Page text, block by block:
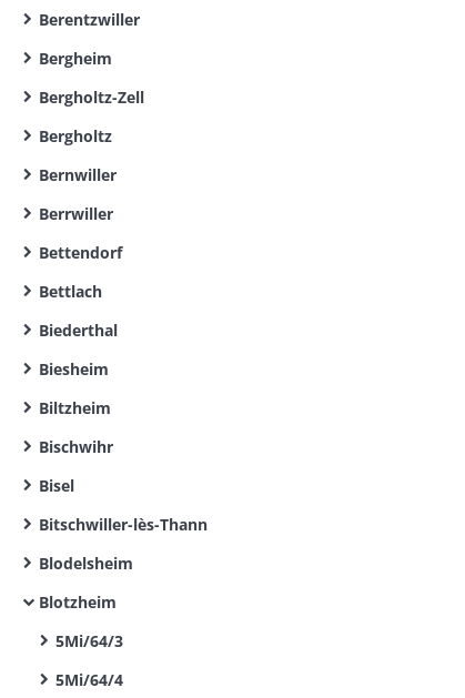
Berentzwiller
Bergheim
Bergholtz-Zell
Bergholtz
Bernwiller
Berrwiller
Bettendorf
Bettlach
Biederthal
Biesheim
Biltzheim
Bischwihr
Bisel
Bitschwiller-lès-Thann
Blodelsheim
Blotzheim
5Mi/64/3
5Mi/64/4